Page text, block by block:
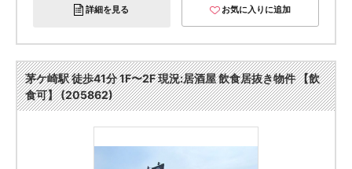
詳細を見る お気に入りに追加
茅ケ崎駅 徒歩41分 1F〜2F 現況:居酒屋 飲食居抜き物件 【飲
食可】 (205862)